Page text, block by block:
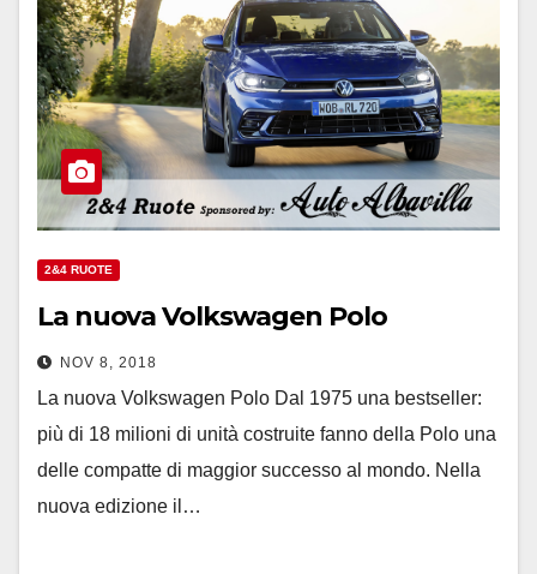
2&4 RUOTE
La nuova Volkswagen Polo
NOV 8, 2018
La nuova Volkswagen Polo Dal 1975 una bestseller:
più di 18 milioni di unità costruite fanno della Polo una
delle compatte di maggior successo al mondo. Nella
nuova edizione il…